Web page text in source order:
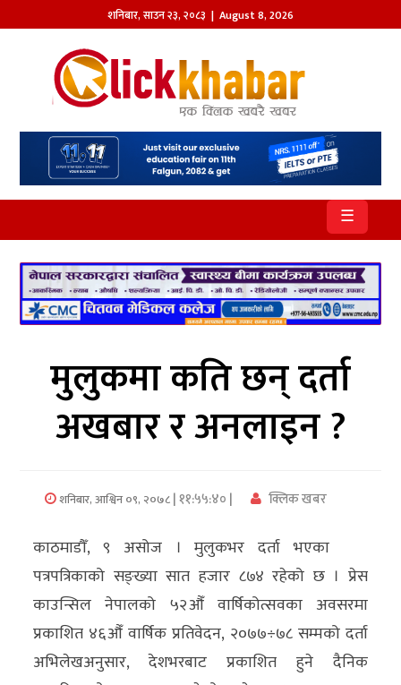
शनिबार,साउन२३,२०८३ | August 8, 2026
होमपेज
समाज
प्रदेश
आजको
पत्रिका
सम्पादकीय
अन्तर्राष्ट्रिय
मनाेरञ्जन
विज्ञान
प्रविधि
अन्तरर्वार्ता
विचार/
☰
मुलुकमा कति छन् दर्ता
अखबार र अनलाइन ?
शनिबार, आश्विन ०९, २०७८| ११:५५:४० | क्लिक खबर
काठमाडौँ, ९ असोज । मुलुकभर दर्ता भएका
पत्रपत्रिकाको सङ्ख्या सात हजार ८७४ रहेको छ । प्रेस
काउन्सिल नेपालको ५२औँ वार्षिकोत्सवका अवसरमा
प्रकाशित ४६औँ वार्षिक प्रतिवेदन, २०७७÷७८ सम्मको दर्ता
अभिलेखअनुसार, देशभरबाट प्रकाशित हुने दैनिक